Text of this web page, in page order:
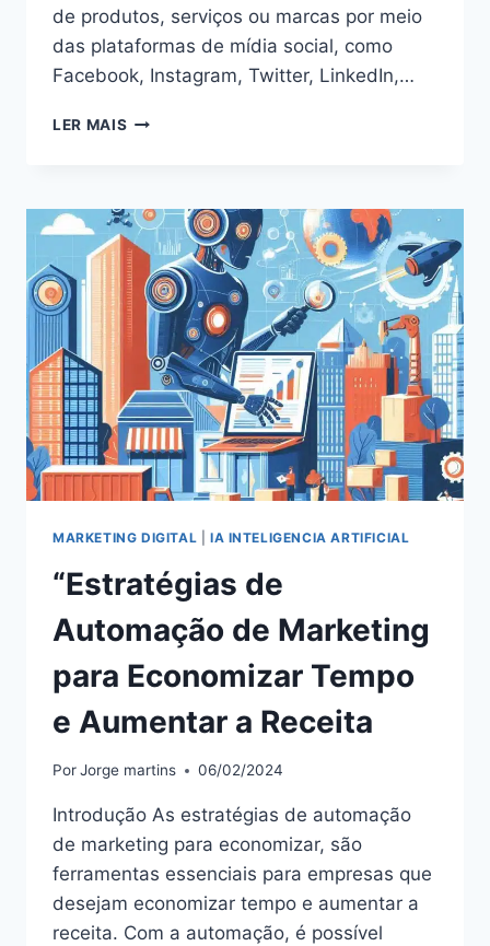
de produtos, serviços ou marcas por meio
das plataformas de mídia social, como
Facebook, Instagram, Twitter, LinkedIn,…
LER MAIS DOMINE
REDES
SOCIAIS
EM
2024:
ESTRATÉGIAS
COMPROVADAS
PARA
SUCESSO
MARKETING DIGITAL IA INTELIGENCIA ARTIFICIAL
“Estratégias de
Automação de Marketing
para Economizar Tempo
e Aumentar a Receita
PorJorge martins 06/02/2024
Introdução As estratégias de automação
de marketing para economizar, são
ferramentas essenciais para empresas que
desejam economizar tempo e aumentar a
receita. Com a automação, é possível